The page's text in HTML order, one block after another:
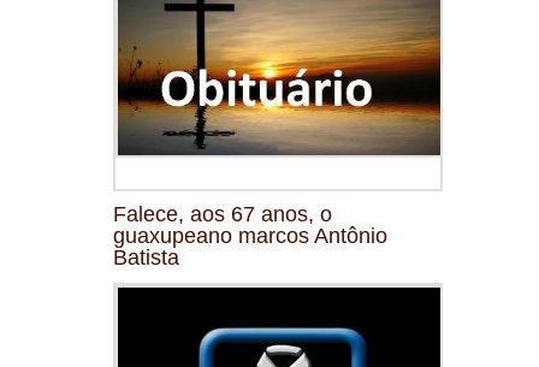
Falece, aos 67 anos, o
guaxupeano marcos Antônio
Batista